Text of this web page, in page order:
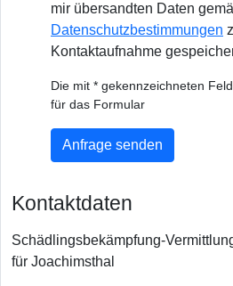
mir übersandten Daten
Datenschutzbestimmungen
Kontaktaufnahme
Die mit * gekennzeichneten
für das Formular
Anfrage senden
Kontaktdaten
Schädlingsbekämpfung-
für Joachimsthal